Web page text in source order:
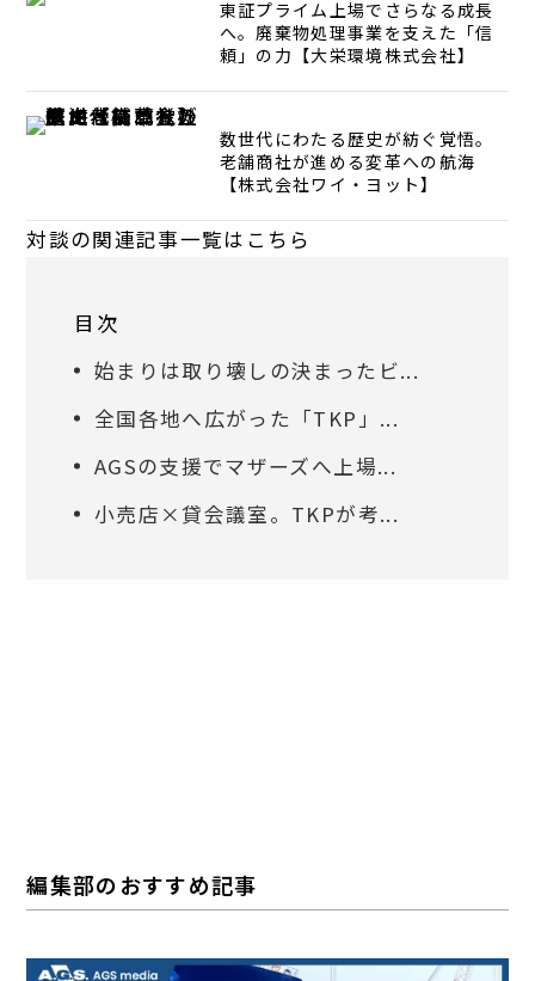
東証プライム上場でさらなる成長
へ。廃棄物処理事業を支えた「信
頼」の力【大栄環境株式会社】
数世代にわたる歴史が紡ぐ覚悟。
老舗商社が進める変革への航海
【株式会社ワイ・ヨット】
対談の関連記事一覧はこちら
目次
始まりは取り壊しの決まったビ...
全国各地へ広がった「TKP」...
AGSの支援でマザーズへ上場...
小売店×貸会議室。TKPが考...
編集部のおすすめ記事